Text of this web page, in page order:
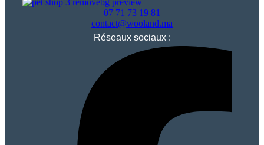
07 71 73 19 81
contact@wooland.ma
Réseaux sociaux :